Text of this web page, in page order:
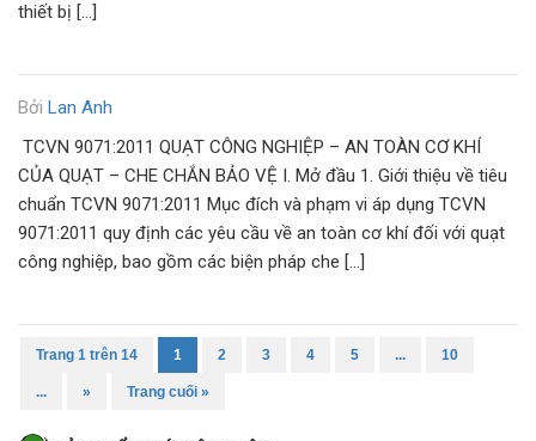
thiết bị […]
Bởi Lan Anh
TCVN 9071:2011 QUẠT CÔNG NGHIỆP – AN TOÀN CƠ KHÍ
CỦA QUẠT – CHE CHẮN BẢO VỆ I. Mở đầu 1. Giới thiệu về tiêu
chuẩn TCVN 9071:2011 Mục đích và phạm vi áp dụng TCVN
9071:2011 quy định các yêu cầu về an toàn cơ khí đối với quạt
công nghiệp, bao gồm các biện pháp che […]
Trang 1 trên 14 1 2 3 4 5 ... 10
... » Trang cuối »